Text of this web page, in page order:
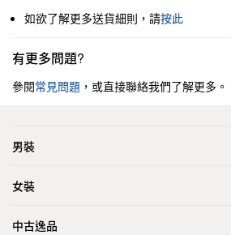
如欲了解更多送貨細則，請按此
有更多問題?
參閱常見問題 ，或直接聯絡我們了解更多。
男裝
女裝
中古逸品